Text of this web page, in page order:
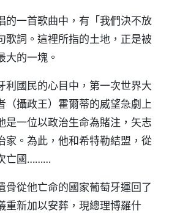
的一首歌曲中，有「我們決不放
歌詞。這裡所指的土地，正是被
大的一塊。
利國民的心目中，第一次世界大
（攝政王）霍爾蒂的威望急劇上
是一位以政治生命為賭注，矢志
家。為此，他和希特勒結盟，從
亡國………
骨從他亡命的國家葡萄牙運回了
重新加以安葬，現總理博羅什